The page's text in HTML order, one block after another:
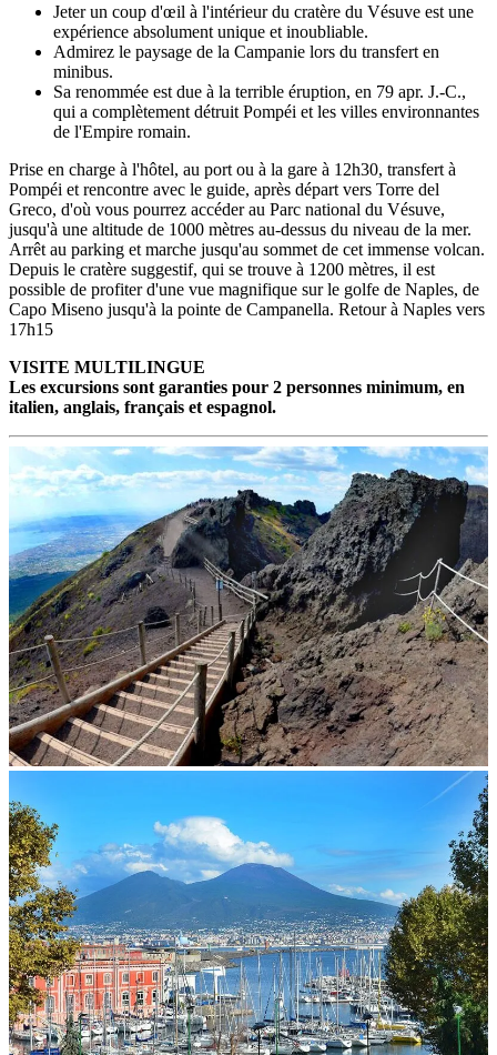
Jeter un coup d'œil à l'intérieur du cratère du Vésuve est une
expérience absolument unique et inoubliable.
Admirez le paysage de la Campanie lors du transfert en
minibus.
Sa renommée est due à la terrible éruption, en 79 apr. J.-C.,
qui a complètement détruit Pompéi et les villes environnantes
de l'Empire romain.
Prise en charge à l'hôtel, au port ou à la gare à 12h30, transfert à
Pompéi et rencontre avec le guide, après départ vers Torre del
Greco, d'où vous pourrez accéder au Parc national du Vésuve,
jusqu'à une altitude de 1000 mètres au-dessus du niveau de la mer.
Arrêt au parking et marche jusqu'au sommet de cet immense volcan.
Depuis le cratère suggestif, qui se trouve à 1200 mètres, il est
possible de profiter d'une vue magnifique sur le golfe de Naples, de
Capo Miseno jusqu'à la pointe de Campanella. Retour à Naples vers
17h15
VISITE MULTILINGUE
Les excursions sont garanties pour 2 personnes minimum, en
italien, anglais, français et espagnol.